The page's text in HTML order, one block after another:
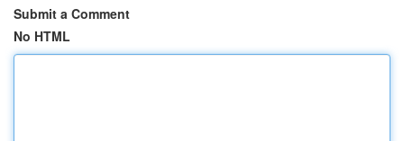
Submit a Comment
No HTML